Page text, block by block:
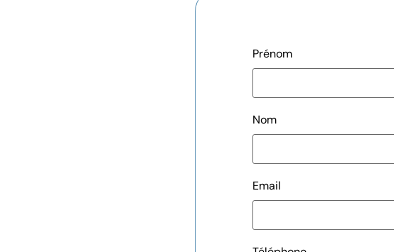
Prénom
Nom
Email